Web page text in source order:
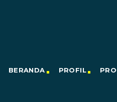
BERANDA PROFIL